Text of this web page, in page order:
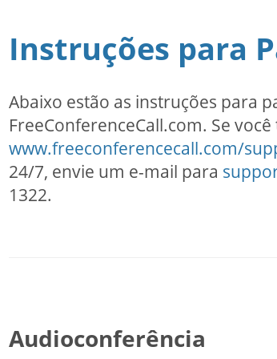
Instruções para
Abaixo estão as instruções para
FreeConferenceCall.com. Se
www.freeconferencecall.com/
24/7, envie um e-mail para
1322.
Audioconferência